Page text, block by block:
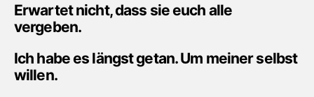
Erwartet nicht, dass sie euch alle
vergeben.
Ich habe es längst getan. Um meiner selbst
willen.